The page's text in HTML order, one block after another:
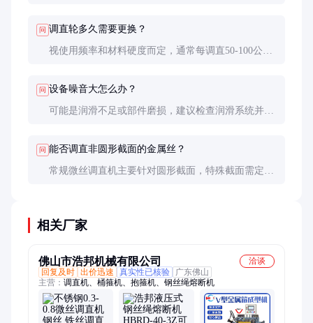
问 调直轮多久需要更换？
视使用频率和材料硬度而定，通常每调直50-100公里
问 设备噪音大怎么办？
可能是润滑不足或部件磨损，建议检查润滑系统并更
问 能否调直非圆形截面的金属丝？
常规微丝调直机主要针对圆形截面，特殊截面需定制
相关厂家
佛山市浩邦机械有限公司
洽谈
回复及时 出价迅速 真实性已核验
广东佛山
主营： 调直机、桶箍机、抱箍机、钢丝绳熔断机